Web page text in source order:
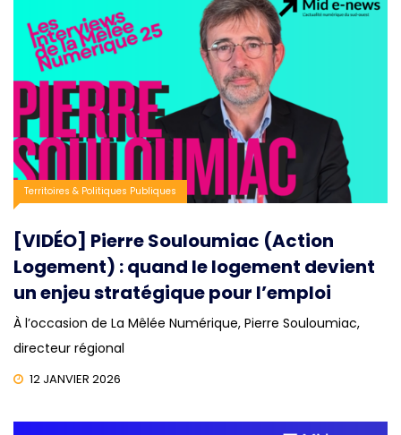
Territoires & Politiques Publiques
[VIDÉO] Pierre Souloumiac (Action
Logement) : quand le logement devient
un enjeu stratégique pour l’emploi
À l’occasion de La Mêlée Numérique, Pierre Souloumiac,
directeur régional
12 JANVIER 2026